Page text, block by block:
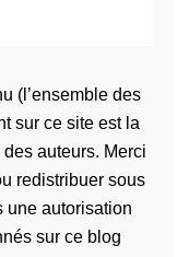
(l’ensemble des
sur ce site est la
auteurs. Merci
redistribuer sous
une autorisation
sur ce blog